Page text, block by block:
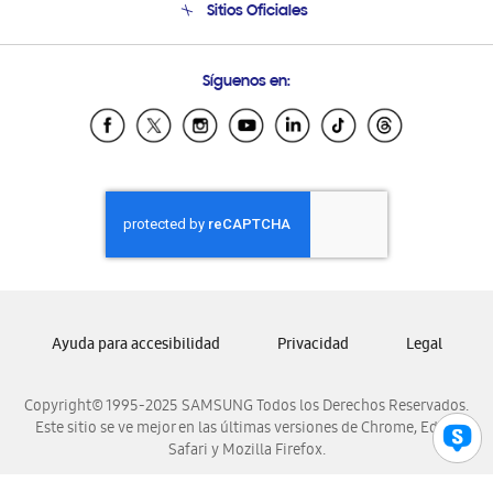
Soporte vía eMail
Sitios Oficiales
Samsung Ecuador
Samsung El Salvador
Samsung Honduras
Samsung Nicaragua
Samsung Panamá
Samsung Venezuela
Síguenos en:
Copyright© 1995-2025 SAMSUNG Todos los Derechos Reservados.
Este sitio se ve mejor en las últimas versiones de Chrome, Edge,
Safari y Mozilla Firefox.
Ayuda para accesibilidad Privacidad Legal